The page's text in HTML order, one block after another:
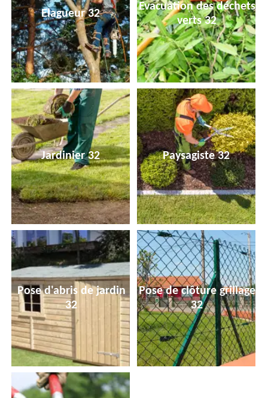
Elagueur 32
Evacuation des déchets
verts 32
Jardinier 32 Paysagiste 32
Pose d'abris de jardin
32
Pose de clôture grillage
32